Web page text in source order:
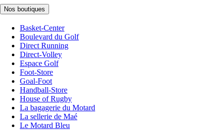
Nos boutiques
Basket-Center
Boulevard du Golf
Direct Running
Direct-Volley
Espace Golf
Foot-Store
Goal-Foot
Handball-Store
House of Rugby
La bagagerie du Motard
La sellerie de Maé
Le Motard Bleu